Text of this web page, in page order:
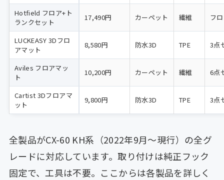
Hotfield フロア+ト
ランクセット
17,490円 カーペット 繊維 フ
LUCKEASY 3Dフロ
アマット
8,580円 防水3D TPE 3点
Aviles フロアマッ
ト
10,200円 カーペット 繊維 6点
Cartist 3Dフロアマ
ット
9,800円 防水3D TPE 3点
全製品がCX-60 KH系（2022年9月〜現行）の全グ
レードに対応しています。取り付けは純正フック
固定で、工具は不要。ここからは各製品を詳しく